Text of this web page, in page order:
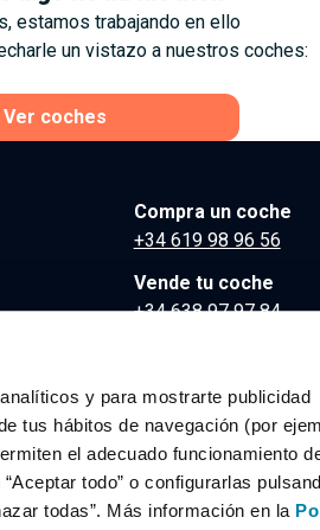
y para mostrarte publicidad
tus hábitos de navegación (por
el adecuado funcionamiento
todo” o configurarlas
todas”. Más información en la
estamos trabajando en ello
un vistazo a nuestros coches:
Ver coches
Compra un coche
+34 619 98 96 56
Vende tu coche
+34 638 97 97 84